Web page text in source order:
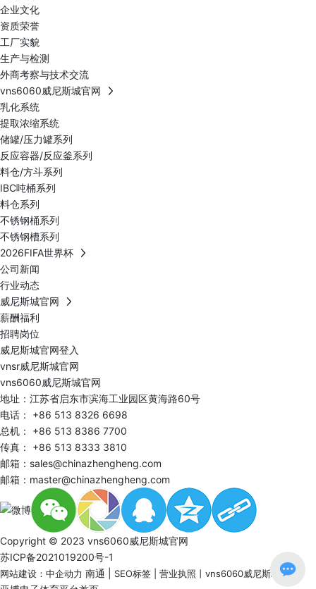
企业文化
资质荣誉
工厂实貌
生产与检测
外商考察与技术交流
vns6060威尼斯城官网
乳化系统
提取浓缩系统
储罐/压力罐系列
反应容器/反应釜系列
料仓/方斗系列
IBC吨桶系列
料仓系列
不锈钢桶系列
不锈钢槽系列
2026FIFA世界杯
公司新闻
行业动态
威尼斯城官网
薪酬福利
招聘岗位
威尼斯城官网登入
vnsr威尼斯城官网
vns6060威尼斯城官网
地址：江苏省启东市滨海工业园区黄海路60号
电话： +86 513 8326 6698
总机： +86 513 8386 7700
传真： +86 513 8333 3810
邮箱： sales@chinazhengheng.com
邮箱： master@chinazhengheng.com
Copyright © 2023 vns6060威尼斯城官网
苏ICP备2021019200号-1
网站建设：中企动力 南通 SEO标签 营业执照 丨 vns6060威尼斯城官网